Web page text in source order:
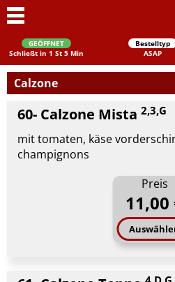
GEÖFFNET
Schließt in 1 St 5 Min
Bestelltyp
ASAP
Calzone
60- Calzone Mista 2,3,G
mit tomaten, käse
champignons
Preis
11,00